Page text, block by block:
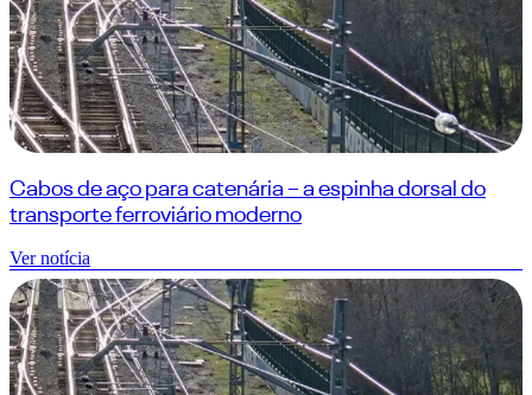
Cabos de aço para catenária – a espinha dorsal do
transporte ferroviário moderno
Ver notícia